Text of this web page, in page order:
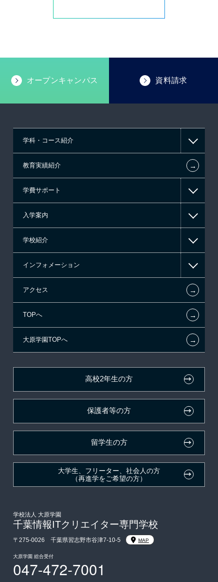
オープンキャンパス 資料請求
学科・コース紹介
情報IT系
ゲーム系
教育実績紹介 ←
学費サポート
高等教育の修学支援新制度
日本学生支援機構の奨学金
国の教育ローン
提携教育ローン
新聞奨学生
試験による特待生制度
入学案内
一般入学
AO入学
指定校推薦入学
指定校自己推薦入学
特別推薦入学
生徒会活動推薦入学
在校生・卒業生紹介推薦入学
大学生・短期大学生特別入学
学費
入学前のお勧め学習システム
大学・短期大学・公務員併願制度
学校紹介
在校生からあなたへ
施設・研修所
学生寮・マンションのご案内
大原の資格サポート制度
インフォメーション
お知らせ・新着情報
在校生へのお知らせ
各種証明書の発行ご希望の方
採用ご担当の方
アクセス ←
TOPへ ←
大原学園TOPへ ←
高校2年生の方
保護者等の方
留学生の方
大学生、フリーター、社会人の方
（再進学をご希望の方）
学校法人 大原学園
千葉情報ITクリエイター専門学校
〒275-0026 千葉県習志野市谷津7-10-5 MAP
大原学園 総合受付
047-472-7001